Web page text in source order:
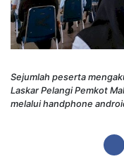
Sejumlah peserta
Laskar Pelangi Pemkot
melalui handphone